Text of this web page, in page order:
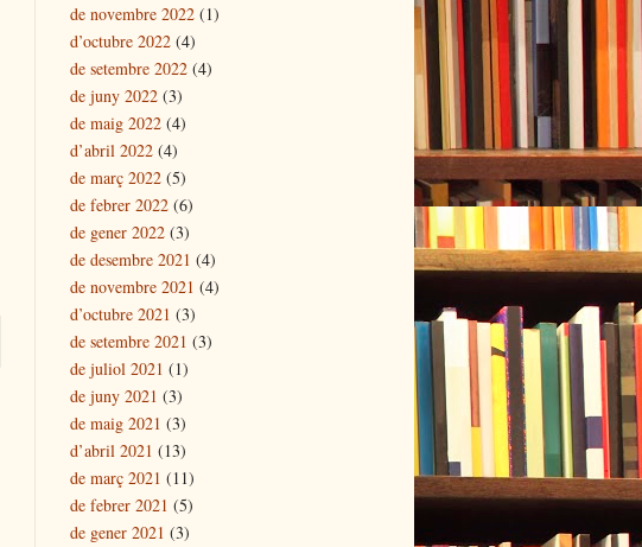
de novembre 2022 (1)
d’octubre 2022 (4)
de setembre 2022 (4)
de juny 2022 (3)
de maig 2022 (4)
d’abril 2022 (4)
de març 2022 (5)
de febrer 2022 (6)
de gener 2022 (3)
de desembre 2021 (4)
de novembre 2021 (4)
d’octubre 2021 (3)
de setembre 2021 (3)
de juliol 2021 (1)
de juny 2021 (3)
de maig 2021 (3)
d’abril 2021 (13)
de març 2021 (11)
de febrer 2021 (5)
de gener 2021 (3)